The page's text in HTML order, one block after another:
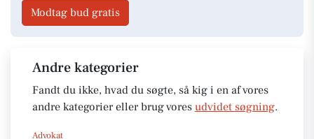
Modtag bud gratis
Andre kategorier
Fandt du ikke, hvad du søgte, så kig i en af vores
andre kategorier eller brug vores udvidet søgning.
Advokat